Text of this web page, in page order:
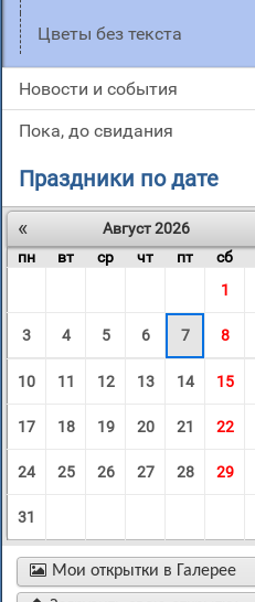
цветы без текста
новости и события
пока, до свидания
Праздники по дате
«
Август 2026
пн
вт ср чт пт сб
1
3 4 5 6 7 8
10 11 12 13 14 15
17 18 19 20 21 22
24 25 26 27 28 29
31
 Мои открытки в Галерее